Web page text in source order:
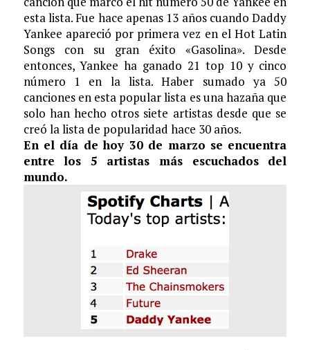
esta lista. Fue hace apenas 13 años cuando Daddy
Yankee apareció por primera vez en el Hot Latin
Songs con su gran éxito «Gasolina». Desde
entonces, Yankee ha ganado 21 top 10 y cinco
número 1 en la lista. Haber sumado ya 50
canciones en esta popular lista es una hazaña que
solo han hecho otros siete artistas desde que se
creó la lista de popularidad hace 30 años.
En el día de hoy 30 de marzo se encuentra
entre los 5 artistas más escuchados del
mundo.